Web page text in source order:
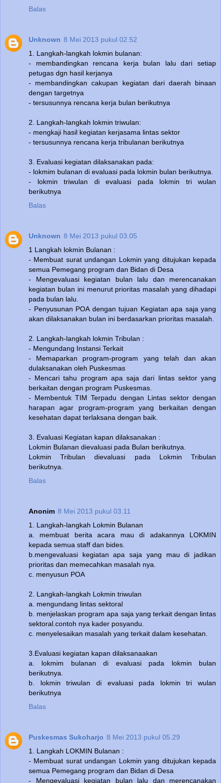
Balas
Unknown 8 Mei 2013 pukul 02.52
1. Langkah-langkah lokmin bulanan:
- membandingkan rencana kerja bulan lalu dari setiap
petugas dgn hasil kerjanya
- membandingkan cakupan kegiatan dari daerah binaan
dengan targetnya
- tersusunnya rencana kerja bulan berikutnya
2. Langkah-langkah lokmin triwulan:
- mengkaji hasil kegiatan kerjasama lintas sektor
- tersusunnya rencana kerja tribulanan berikutnya
3. Evaluasi kegiatan dilaksanakan pada:
- lokmim bulanan di evaluasi pada lokmin bulan berikutnya.
- lokmin triwulan di evaluasi pada lokmin tri wulan
berikutnya
Balas
Unknown 8 Mei 2013 pukul 03.05
1 Langkah lokmin Bulanan :
- Membuat surat undangan Lokmin yang ditujukan kepada
semua Pemegang program dan Bidan di Desa
- Mengevaluasi kegiatan bulan lalu dan merencanakan
kegiatan bulan ini menurut prioritas masalah yang dihadapi
pada bulan lalu.
- Penyusunan POA dengan tujuan Kegiatan apa saja yang
akan dilaksanakan bulan ini berdasarkan prioritas masalah.
2. Langkah-langkah lokmin Tribulan :
- Mengundang Instansi Terkait
- Memaparkan program-program yang telah dan akan
dulaksanakan oleh Puskesmas
- Mencari tahu program apa saja dari lintas sektor yang
berkaitan dengan program Puskesmas.
- Membentuk TIM Terpadu dengan Lintas sektor dengan
harapan agar program-program yang berkaitan dengan
kesehatan dapat terlaksana dengan baik.
3. Evaluasi Kegiatan kapan dilaksanakan :
Lokmin Bulanan dievaluasi pada Bulan berikutnya.
Lokmin Tribulan dievaluasi pada Lokmin Tribulan
berikutnya.
Balas
Anonim 8 Mei 2013 pukul 03.11
1. Langkah-langkah Lokmin Bulanan
a. membuat berita acara mau di adakannya LOKMIN
kepada semua staff dan bides.
b.mengevaluasi kegiatan apa saja yang mau di jadikan
prioritas dan memecahkan masalah nya.
c. menyusun POA
2. Langkah-langkah Lokmin triwulan
a. mengundang lintas sektoral
b. menjelaskan program apa saja yang terkait dengan lintas
sektoral.contoh nya kader posyandu.
c. menyelesaikan masalah yang terkait dalam kesehatan.
3.Evaluasi kegiatan kapan dilaksanaakan
a. lokmim bulanan di evaluasi pada lokmin bulan
berikutnya.
b. lokmin triwulan di evaluasi pada lokmin tri wulan
berikutnya
Balas
Puskesmas Sukoharjo 8 Mei 2013 pukul 05.29
1. Langkah LOKMIN Bulanan :
- Membuat surat undangan Lokmin yang ditujukan kepada
semua Pemegang program dan Bidan di Desa
- Mengevaluasi kegiatan bulan lalu dan merencanakan